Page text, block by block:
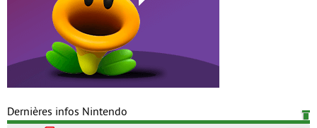
Dernières infos Nintendo